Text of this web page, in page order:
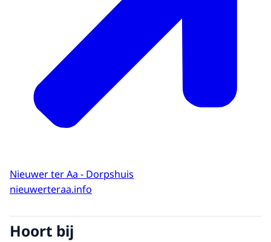
Nieuwer ter Aa - Dorpshuis
nieuwerteraa.info
Hoort bij